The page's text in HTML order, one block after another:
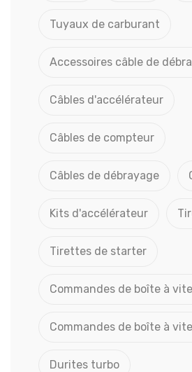
Tuyaux de carburant
Accessoires câble de
Câbles d'accélérateur
Câbles de compteur
Câbles de débrayage
Kits d'accélérateur
Tirettes de starter
Commandes de boîte à
Commandes de boîte à
Durites turbo